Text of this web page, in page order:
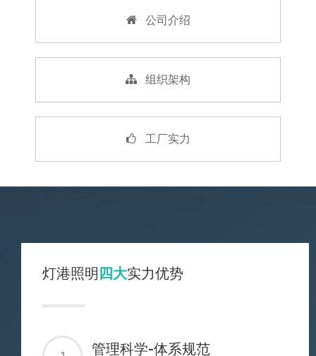
公司介绍
组织架构
工厂实力
灯港照明四大实力优势
管理科学-体系规范